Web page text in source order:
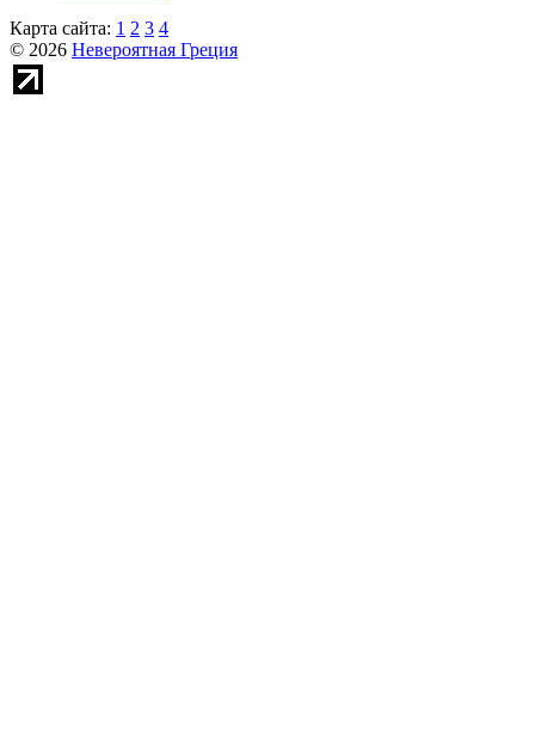
Карта сайта: 1 2 3 4
© 2026 Невероятная Греция